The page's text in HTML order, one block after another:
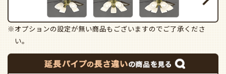
※オプションの設定が無い商品もございますのでご了承くださ
い。